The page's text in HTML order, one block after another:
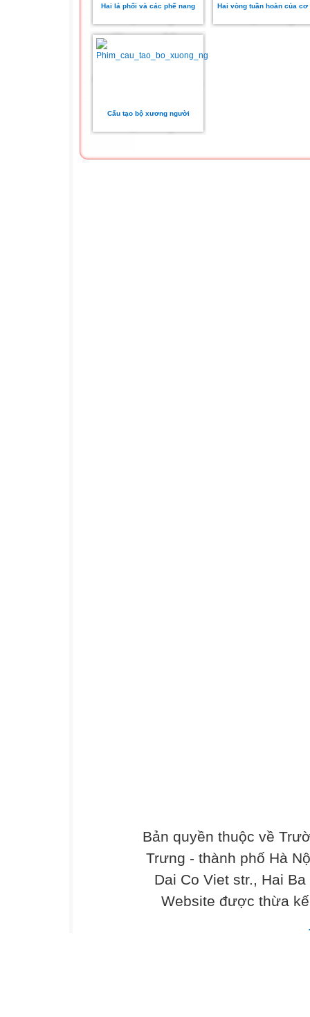
Hai lá phổi và các phế nang Hai vòng tuần hoàn của cơ
Cấu tạo bộ xương người
Bản quyền thuộc về
Trưng - thành phố Hà
Dai Co Viet str., Hai
Website được thừa